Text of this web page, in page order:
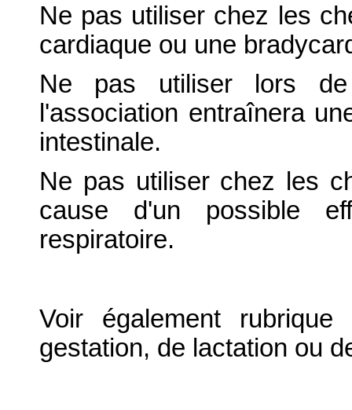
Ne pas utiliser chez les
cardiaque ou une
Ne pas utiliser lors
l'association entraînera
intestinale.
Ne pas utiliser chez les
cause d'un possible
respiratoire.
Voir également
gestation, de lactation ou